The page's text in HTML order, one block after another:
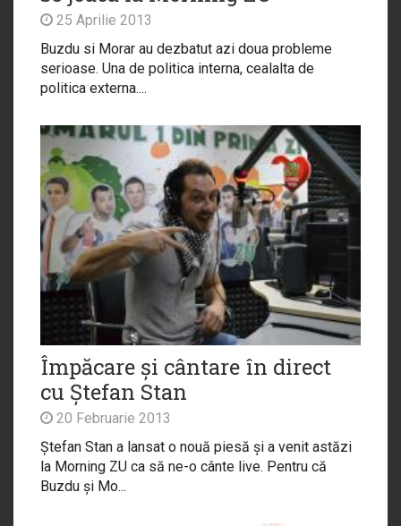
25 Aprilie 2013
Buzdu si Morar au dezbatut azi doua probleme
serioase. Una de politica interna, cealalta de
politica externa....
Împăcare și cântare în direct
cu Ștefan Stan
20 Februarie 2013
Ștefan Stan a lansat o nouă piesă și a venit astăzi
la Morning ZU ca să ne-o cânte live. Pentru că
Buzdu și Mo...